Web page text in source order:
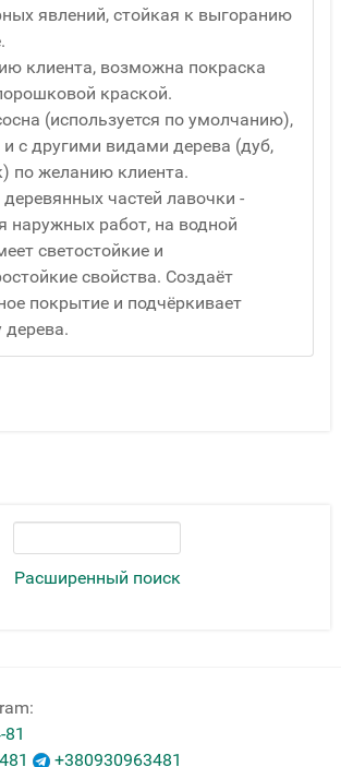
Расширенный поиск
явлений, стойкая к выгоранию
клиента, возможна покраска
краской.
(используется по умолчанию),
с другими видами дерева (дуб,
по желанию клиента.
частей лавочки -
наружных работ, на водной
светостойкие и
свойства. Создаёт
покрытие и подчёркивает
дерева.
+380930963481